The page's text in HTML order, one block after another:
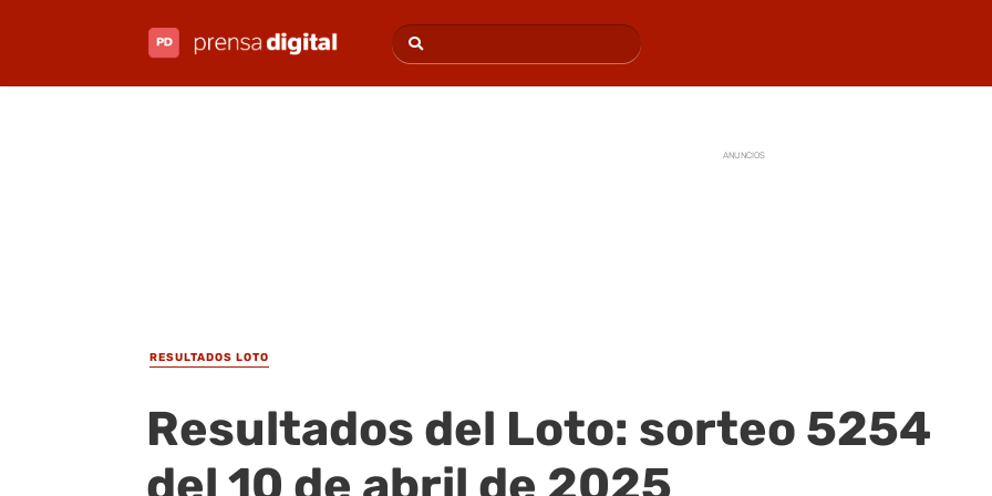
ANUNCIOS
RESULTADOS LOTO
Resultados del Loto: sorteo 5254